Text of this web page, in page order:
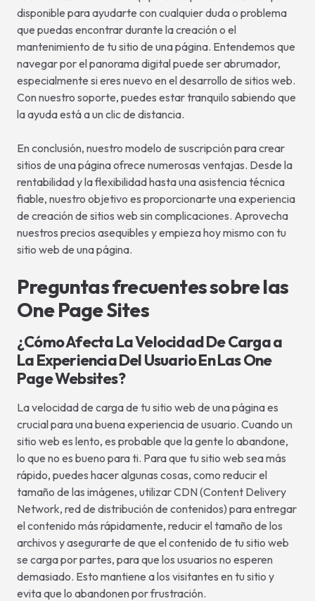
disponible para ayudarte con cualquier duda o problema
que puedas encontrar durante la creación o el
mantenimiento de tu sitio de una página. Entendemos que
navegar por el panorama digital puede ser abrumador,
especialmente si eres nuevo en el desarrollo de sitios web.
Con nuestro soporte, puedes estar tranquilo sabiendo que
la ayuda está a un clic de distancia.
En conclusión, nuestro modelo de suscripción para crear
sitios de una página ofrece numerosas ventajas. Desde la
rentabilidad y la flexibilidad hasta una asistencia técnica
fiable, nuestro objetivo es proporcionarte una experiencia
de creación de sitios web sin complicaciones. Aprovecha
nuestros precios asequibles y empieza hoy mismo con tu
sitio web de una página.
Preguntas frecuentes sobre las
One Page Sites
¿Cómo Afecta La Velocidad De Carga a
La Experiencia Del Usuario En Las One
Page Websites?
La velocidad de carga de tu sitio web de una página es
crucial para una buena experiencia de usuario. Cuando un
sitio web es lento, es probable que la gente lo abandone,
lo que no es bueno para ti. Para que tu sitio web sea más
rápido, puedes hacer algunas cosas, como reducir el
tamaño de las imágenes, utilizar CDN (Content Delivery
Network, red de distribución de contenidos) para entregar
el contenido más rápidamente, reducir el tamaño de los
archivos y asegurarte de que el contenido de tu sitio web
se carga por partes, para que los usuarios no esperen
demasiado. Esto mantiene a los visitantes en tu sitio y
evita que lo abandonen por frustración.